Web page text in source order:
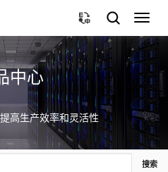
切
换
导
航
中心
高生产效率和灵活性
搜索